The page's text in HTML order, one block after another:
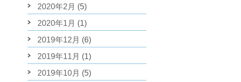
2020年2月 (5)
2020年1月 (1)
2019年12月 (6)
2019年11月 (1)
2019年10月 (5)